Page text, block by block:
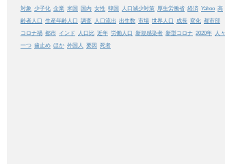
対象 少子化 企業 米国 国内 女性 韓国 人口減少対策 厚生労働省 経済 Yahoo 高
齢者人口 生産年齢人口 調査 人口流出 出生数 市場 世界人口 成長 変化 都市部
コロナ禍 都市 インド 人口比 近年 労働人口 新規感染者 新型コロナ 2020年 人々
一つ 歯止め ほか 外国人 要因 死者